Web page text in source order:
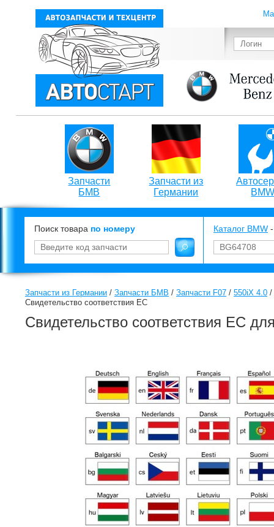
Запчасти
БМВ
Запчасти из
Германии
Поиск товара по номеру Каталог BMW
Запчасти из Германии / Запчасти БМВ / Запчасти F07 / 550iX 4.0 /
Свидетельство соответствия ЕС
Свидетельство соответствия ЕС